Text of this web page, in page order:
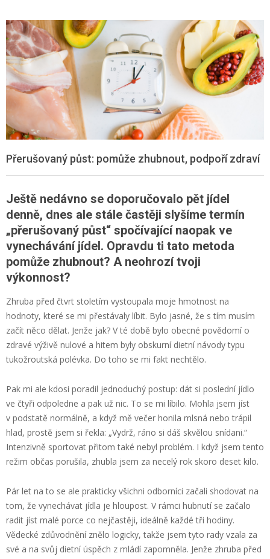
Přerušovaný půst: pomůže zhubnout, podpoří zdraví
Ještě nedávno se doporučovalo pět jídel
denně, dnes ale stále častěji slyšíme termín
„přerušovaný půst“ spočívající naopak ve
vynechávání jídel. Opravdu ti tato metoda
pomůže zhubnout? A neohrozí tvoji
výkonnost?
Zhruba před čtvrt stoletím vystoupala moje hmotnost na
hodnoty, které se mi přestávaly líbit. Bylo jasné, že s tím musím
začít něco dělat. Jenže jak? V té době bylo obecné povědomí o
zdravé výživě nulové a hitem byly obskurní dietní návody typu
tukožroutská polévka. Do toho se mi fakt nechtělo.
Pak mi ale kdosi poradil jednoduchý postup: dát si poslední jídlo
ve čtyři odpoledne a pak už nic. To se mi líbilo. Mohla jsem jíst
v podstatě normálně, a když mě večer honila mlsná nebo trápil
hlad, prostě jsem si řekla: „Vydrž, ráno si dáš skvělou snídani.“
Intenzivně sportovat přitom také nebyl problém. I když jsem tento
režim občas porušila, zhubla jsem za necelý rok skoro deset kilo.
Pár let na to se ale prakticky všichni odborníci začali shodovat na
tom, že vynechávat jídla je hloupost. V rámci hubnutí se začalo
radit jíst malé porce co nejčastěji, ideálně každé tři hodiny.
Vědecké zdůvodnění znělo logicky, takže jsem tyto rady vzala za
své a na svůj dietní úspěch z mládí zapomněla. Jenže zhruba před